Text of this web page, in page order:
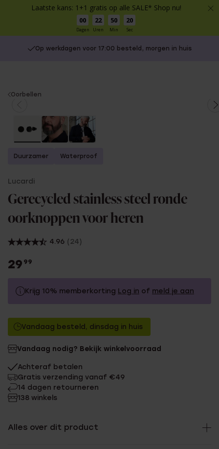
Laatste kans: 1+1 gratis op alle SALE* Shop nu!
00
Dagen
22
Uren
50
Min
20
Sec
Op werkdagen voor 17:00 besteld, morgen in huis
You
Oorbellen
Duurzamer Waterproof
Lucardi
Gerecycled stainless steel ronde
oorknoppen voor heren
4.96 (24)
29 99
Krijg 10% memberkorting Log in of meld je aan
Zonder memberkorting
Met memberkorting
Vandaag besteld, dinsdag in huis
Vandaag nodig? Bekijk winkelvoorraad
Achteraf betalen
Gratis verzending vanaf €49
14 dagen retourneren
138 winkels
Alles over dit product